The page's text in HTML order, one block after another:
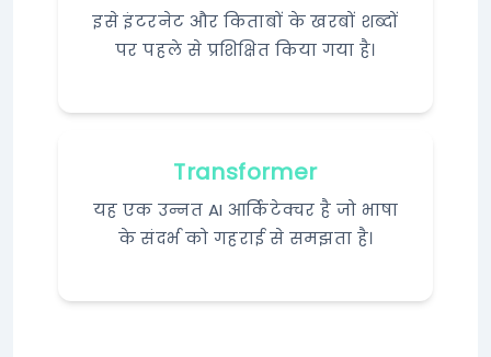
इसे इंटरनेट और किताबों के खरबों शब्दों
पर पहले से प्रशिक्षित किया गया है।
Transformer
यह एक उन्नत AI आर्किटेक्चर है जो भाषा
के संदर्भ को गहराई से समझता है।